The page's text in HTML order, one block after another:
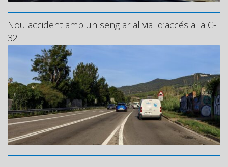
Nou accident amb un senglar al vial d’accés a la C-
32